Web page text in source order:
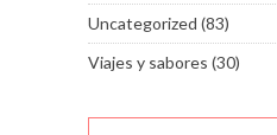
Uncategorized (83)
Viajes y sabores (30)